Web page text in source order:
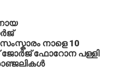
നാളെ 10
ജോർജ് ഫോറോന പള്ളി